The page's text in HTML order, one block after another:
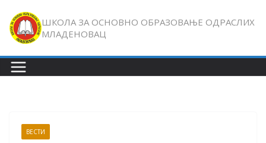
content
ШКОЛА ЗА ОСНОВНО ОБРАЗОВАЊЕ ОДРАСЛИХ
МЛАДЕНОВАЦ
ВЕСТИ